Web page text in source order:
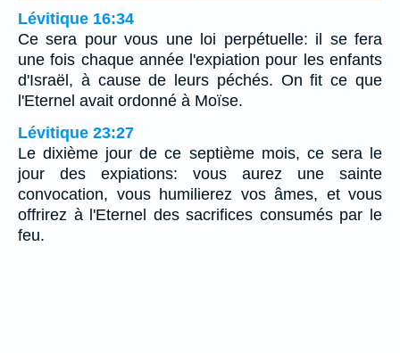
Lévitique 16:34
Ce sera pour vous une loi perpétuelle: il se fera
une fois chaque année l'expiation pour les enfants
d'Israël, à cause de leurs péchés. On fit ce que
l'Eternel avait ordonné à Moïse.
Lévitique 23:27
Le dixième jour de ce septième mois, ce sera le
jour des expiations: vous aurez une sainte
convocation, vous humilierez vos âmes, et vous
offrirez à l'Eternel des sacrifices consumés par le
feu.